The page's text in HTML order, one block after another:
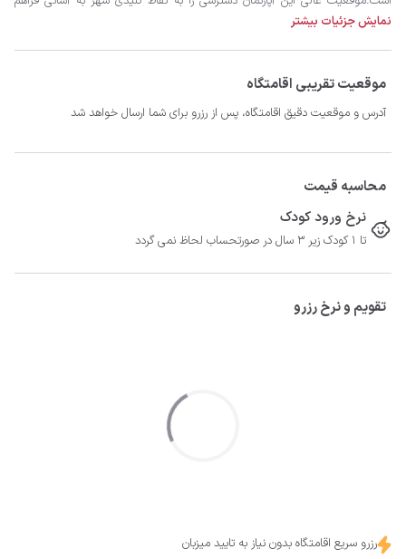
نمایش جزئیات بیشتر
موقعیت تقریبی اقامتگاه
آدرس و موقعیت دقیق اقامتگاه، پس از رزرو برای شما ارسال خواهد شد
محاسبه قیمت
نرخ ورود کودک
تا 1 کودک زیر 3 سال در صورتحساب لحاظ نمی گردد
تقویم و نرخ رزرو
رزرو سریع اقامتگاه بدون نیاز به تایید میزبان